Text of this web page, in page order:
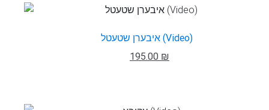
איבערן שטעטל (Video)
195.00 ₪